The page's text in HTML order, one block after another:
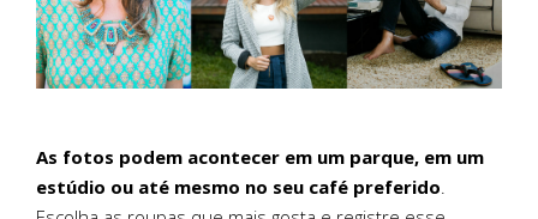
As fotos podem acontecer em um parque, em um
estúdio ou até mesmo no seu café preferido.